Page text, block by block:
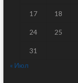
17 18
24 25
31
« Июл